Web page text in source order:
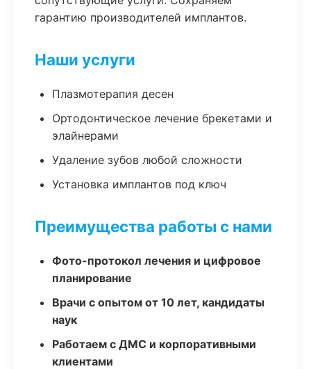
гарантию производителей имплантов.
Наши услуги
Плазмотерапия десен
Ортодонтическое лечение брекетами и
элайнерами
Удаление зубов любой сложности
Установка имплантов под ключ
Преимущества работы с нами
Фото-протокол лечения и цифровое
планирование
Врачи с опытом от 10 лет, кандидаты
наук
Работаем с ДМС и корпоративными
клиентами